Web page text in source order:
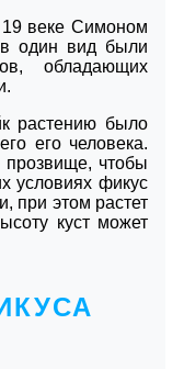
веке Симоном
один вид были
обладающих
растению было
его человека.
чтобы
условиях фикус
при этом растет
куст может